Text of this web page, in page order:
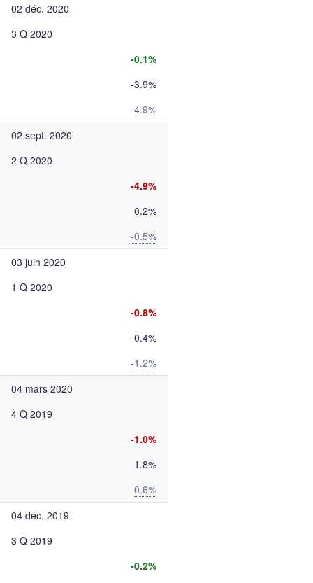
02 déc. 2020
3 Q 2020
-0.1%
-3.9%
-4.9%
02 sept. 2020
2 Q 2020
-4.9%
0.2%
-0.5%
03 juin 2020
1 Q 2020
-0.8%
-0.4%
-1.2%
04 mars 2020
4 Q 2019
-1.0%
1.8%
0.6%
04 déc. 2019
3 Q 2019
-0.2%